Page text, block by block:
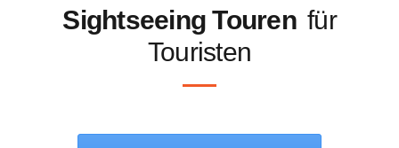
Sightseeing Touren für
Touristen